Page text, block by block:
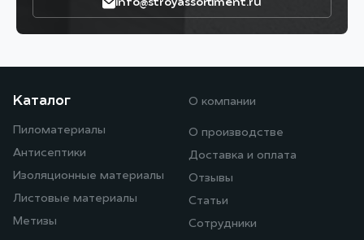
info@stroyassortiment.ru
Каталог
Пиломатериалы
Антисептики
Изоляционные материалы
Листовые материалы
Метизы
О компании
О производстве
Доставка и оплата
Отзывы
Статьи
Сотрудники